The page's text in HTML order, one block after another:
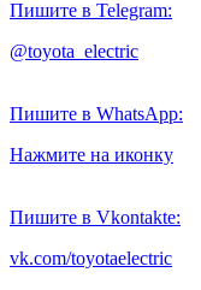
Пишите в Telegram:
@toyota_electric
Пишите в WhatsApp:
Нажмите на иконку
Пишите в Vkontakte:
vk.com/toyotaelectric